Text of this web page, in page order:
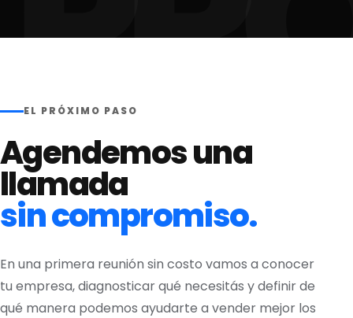
EL PRÓXIMO PASO
Agendemos una
llamada
sin compromiso.
En una primera reunión sin costo vamos a conocer
tu empresa, diagnosticar qué necesitás y definir de
qué manera podemos ayudarte a vender mejor los